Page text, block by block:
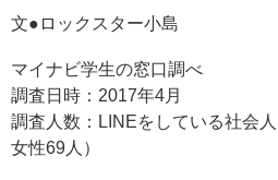
文●ロックスター小島
マイナビ学生の窓口調べ
調査日時：2017年4月
調査人数：LINEをしている社会
女性69人）